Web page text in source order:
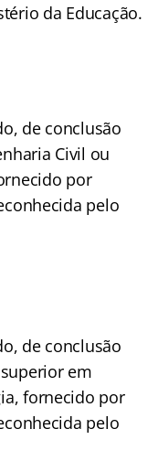
da Educação.
de conclusão
Civil ou
por
pelo
de conclusão
em
fornecido por
pelo